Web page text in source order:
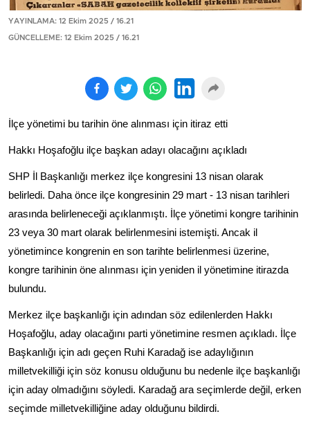
YAYINLAMA: 12 Ekim 2025 / 16.21
GÜNCELLEME: 12 Ekim 2025 / 16.21
İlçe yönetimi bu tarihin öne alınması için itiraz etti
Hakkı Hoşafoğlu ilçe başkan adayı olacağını açıkladı
SHP İl Başkanlığı merkez ilçe kongresini 13 nisan olarak
belirledi. Daha önce ilçe kongresinin 29 mart - 13 nisan tarihleri
arasında belirleneceği açıklanmıştı. İlçe yönetimi kongre tarihinin
23 veya 30 mart olarak belirlenmesini istemişti. Ancak il
yönetimince kongrenin en son tarihte belirlenmesi üzerine,
kongre tarihinin öne aIınması için yeniden il yönetimine itirazda
bulundu.
Merkez ilçe başkanlığı için adından söz edilenlerden Hakkı
Hoşafoğlu, aday olacağını parti yönetimine resmen açıkladı. İlçe
Başkanlığı için adı geçen Ruhi Karadağ ise adaylığının
milletvekilliği için söz konusu olduğunu bu nedenle ilçe başkanlığı
için aday olmadığını söyledi. Karadağ ara seçimlerde değil, erken
seçimde milletvekilliğine aday olduğunu bildirdi.